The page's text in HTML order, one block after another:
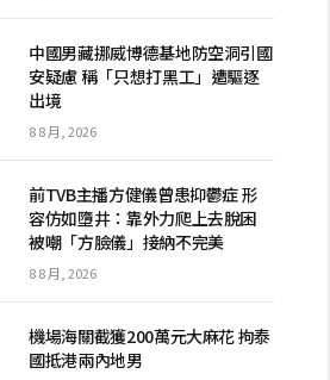
中國男藏挪威博德基地防空洞引國
安疑慮 稱「只想打黑工」遭驅逐
出境
8 8 月, 2026
前TVB主播方健儀曾患抑鬱症 形
容仿如墮井：靠外力爬上去脫困
被嘲「方臉儀」接納不完美
8 8 月, 2026
機場海關截獲200萬元大麻花 拘泰
國抵港兩內地男